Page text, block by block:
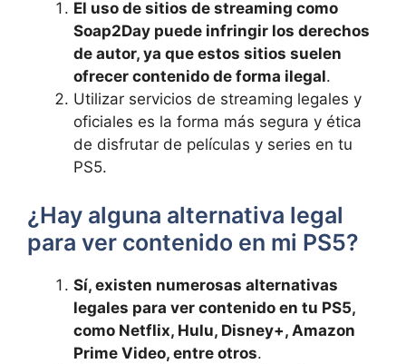
El⁢ uso de sitios de streaming como
Soap2Day ​puede‌ infringir los ⁤derechos
de autor,​ ya que estos sitios suelen
ofrecer contenido de forma ilegal.
Utilizar servicios de streaming legales y
oficiales es la forma más⁤ segura y⁣ ética
de ‌disfrutar de películas y⁤ series‍ en tu
PS5.
¿Hay⁣ alguna alternativa ‌legal
⁤para‍ ver ⁣contenido en mi PS5?
Sí, existen numerosas alternativas
legales‍ para​ ver contenido en ⁣tu PS5,⁣
como Netflix, Hulu, Disney+, Amazon
Prime Video, ​entre⁢ otros.